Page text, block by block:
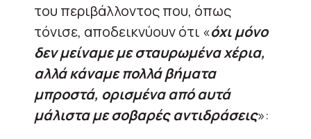
του περιβάλλοντος που, όπως
τόνισε, αποδεικνύουν ότι «όχι μόνο
δεν μείναμε με σταυρωμένα χέρια,
αλλά κάναμε πολλά βήματα
μπροστά, ορισμένα από αυτά
μάλιστα με σοβαρές αντιδράσεις»: